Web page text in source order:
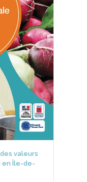
valeurs
en Île-de-